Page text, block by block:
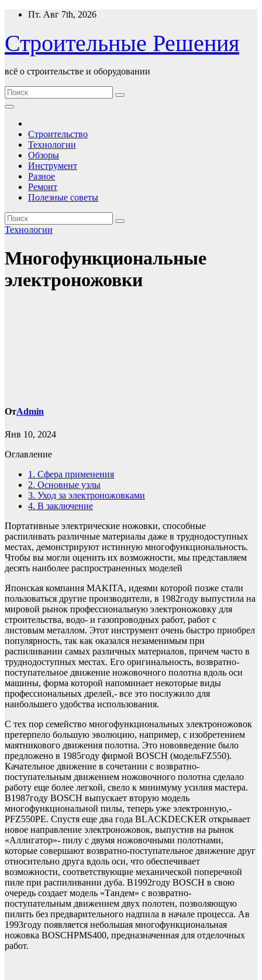
Перейти
содержимому
Пт. Авг 7th, 2026
Строительные Решения
всё о строительстве и оборудовании
Строительство
Технологии
Обзоры
Инструмент
Разное
Ремонт
Полезные советы
Технологии
Многофункциональные
электроножовки
ОтAdmin
Янв 10, 2024
Оглавление
1. Сфера применения
2. Основные узлы
3. Уход за электроножовками
4. В заключение
Портативные электрические ножовки, способные
распиливать различные материалы даже в труднодоступных
местах, демонстрируют истинную многофункциональность.
Чтобы вы могли оценить их возможности, мы представляем
десять наиболее распространенных моделей
Японская компания MAKITA, идеями которой позже стали
пользоваться другие производители, в 1982году выпустила на
мировой рынок профессиональную электроножовку для
строительства, водо- и газопроводных работ, работ с
листовым металлом. Этот инструмент очень быстро приобрел
популярность, так как оказался незаменимым при
распиливании самых различных материалов, причем часто в
труднодоступных местах. Его оригинальность, возвратно-
поступательное движение ножовочного полотна вдоль оси
машины, форма которой напоминает некоторые виды
профессиональных дрелей,- все это послужило для
наибольшего удобства использования.
С тех пор семейство многофункциональных электроножовок
претерпело большую эволюцию, например, с изобретением
маятникового движения полотна. Это нововведение было
предложено в 1985году фирмой BOSCH (модельFZ550).
Качательное движение в сочетании с возвратно-
поступательным движением ножовочного полотна сделало
работу еще более легкой, свело к минимуму усилия мастера.
В1987году BOSCH выпускает вторую модель
многофункциональной пилы, теперь уже электронную,-
PFZ550PE. Спустя еще два года BLACKDECKER открывает
новое направление электроножовок, выпустив на рынок
«Аллигатор»- пилу с двумя ножовочными полотнами,
которые совершают возвратно-поступательное движение друг
относительно друга вдоль оси, что обеспечивает
возможности, соответствующие механической поперечной
пиле при распиливании дуба. В1992году BOSCH в свою
очередь создает модель «Тандем» с возвратно-
поступательным движением двух полотен, позволяющую
пилить без предварительного надпила в начале процесса. Ав
1993году появляется небольшая многофункциональная
ножовка BOSCHPMS400, предназначенная для отделочных
работ.